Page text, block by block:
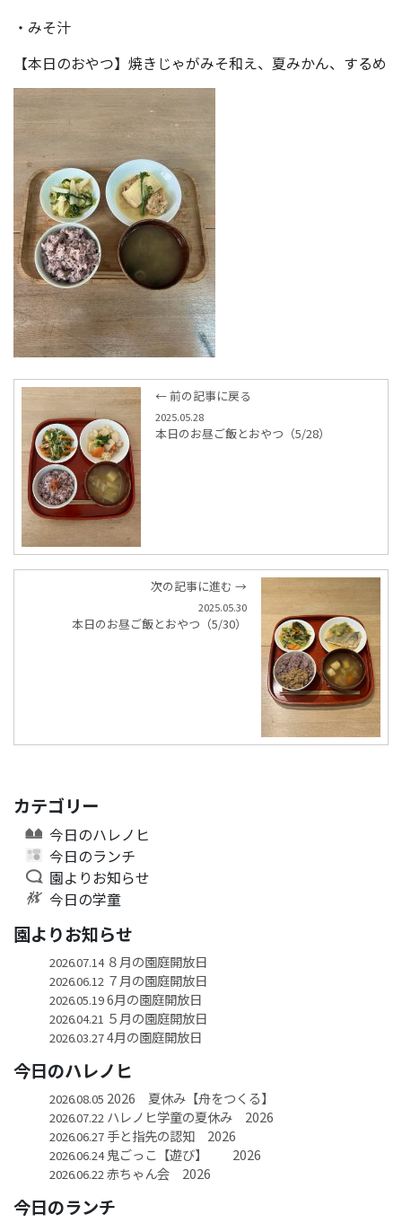
・みそ汁
【本日のおやつ】焼きじゃがみそ和え、夏みかん、するめ
← 前の記事に戻る
2025.05.28
本日のお昼ご飯とおやつ（5/28）
次の記事に進む →
2025.05.30
本日のお昼ご飯とおやつ（5/30）
カテゴリー
今日のハレノヒ
今日のランチ
園よりお知らせ
今日の学童
園よりお知らせ
2026.07.14８月の園庭開放日
2026.06.12 ７月の園庭開放日
2026.05.196月の園庭開放日
2026.04.21 ５月の園庭開放日
2026.03.274月の園庭開放日
今日のハレノヒ
2026.08.05 2026 夏休み【舟をつくる】
2026.07.22 ハレノヒ学童の夏休み 2026
2026.06.27手と指先の認知 2026
2026.06.24鬼ごっこ【遊び】 2026
2026.06.22赤ちゃん会 2026
今日のランチ